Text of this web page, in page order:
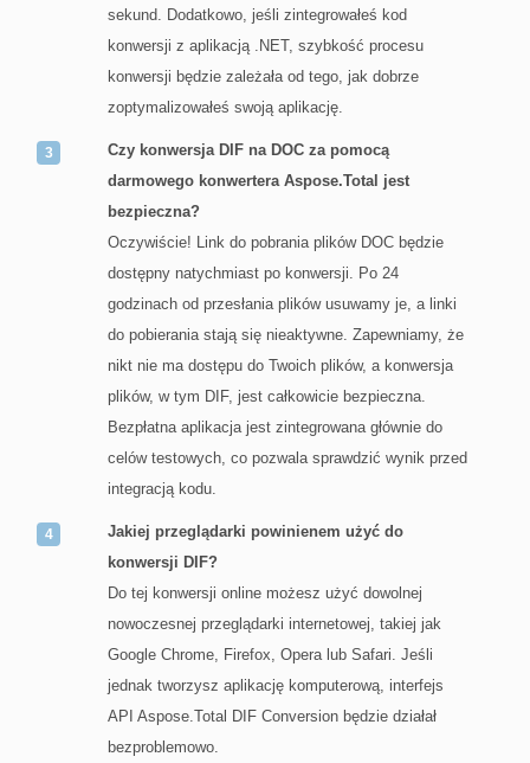
sekund. Dodatkowo, jeśli zintegrowałeś kod
konwersji z aplikacją .NET, szybkość procesu
konwersji będzie zależała od tego, jak dobrze
zoptymalizowałeś swoją aplikację.
Czy konwersja DIF na DOC za pomocą
darmowego konwertera Aspose.Total jest
bezpieczna?
Oczywiście! Link do pobrania plików DOC będzie
dostępny natychmiast po konwersji. Po 24
godzinach od przesłania plików usuwamy je, a linki
do pobierania stają się nieaktywne. Zapewniamy, że
nikt nie ma dostępu do Twoich plików, a konwersja
plików, w tym DIF, jest całkowicie bezpieczna.
Bezpłatna aplikacja jest zintegrowana głównie do
celów testowych, co pozwala sprawdzić wynik przed
integracją kodu.
Jakiej przeglądarki powinienem użyć do
konwersji DIF?
Do tej konwersji online możesz użyć dowolnej
nowoczesnej przeglądarki internetowej, takiej jak
Google Chrome, Firefox, Opera lub Safari. Jeśli
jednak tworzysz aplikację komputerową, interfejs
API Aspose.Total DIF Conversion będzie działał
bezproblemowo.